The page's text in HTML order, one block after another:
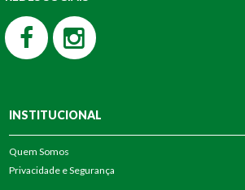
INSTITUCIONAL
Quem Somos
Privacidade e Segurança